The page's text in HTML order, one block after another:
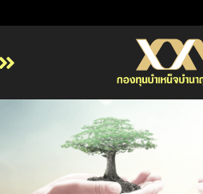
เกี่ยวกับ กบข.